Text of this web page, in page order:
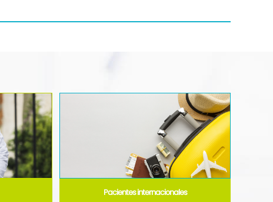
Pacientes internacionales